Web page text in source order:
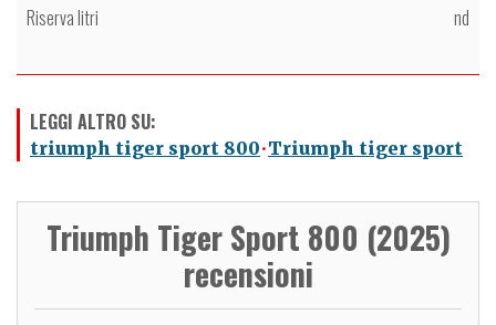
Riserva litri
nd
LEGGI ALTRO SU:
triumph tiger sport 800 Triumph tiger sport
Triumph Tiger Sport 800 (2025)
recensioni